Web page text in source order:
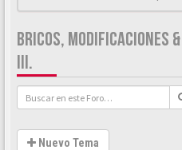
BRICOS, MODIFICACIONES
III.
Nuevo Tema